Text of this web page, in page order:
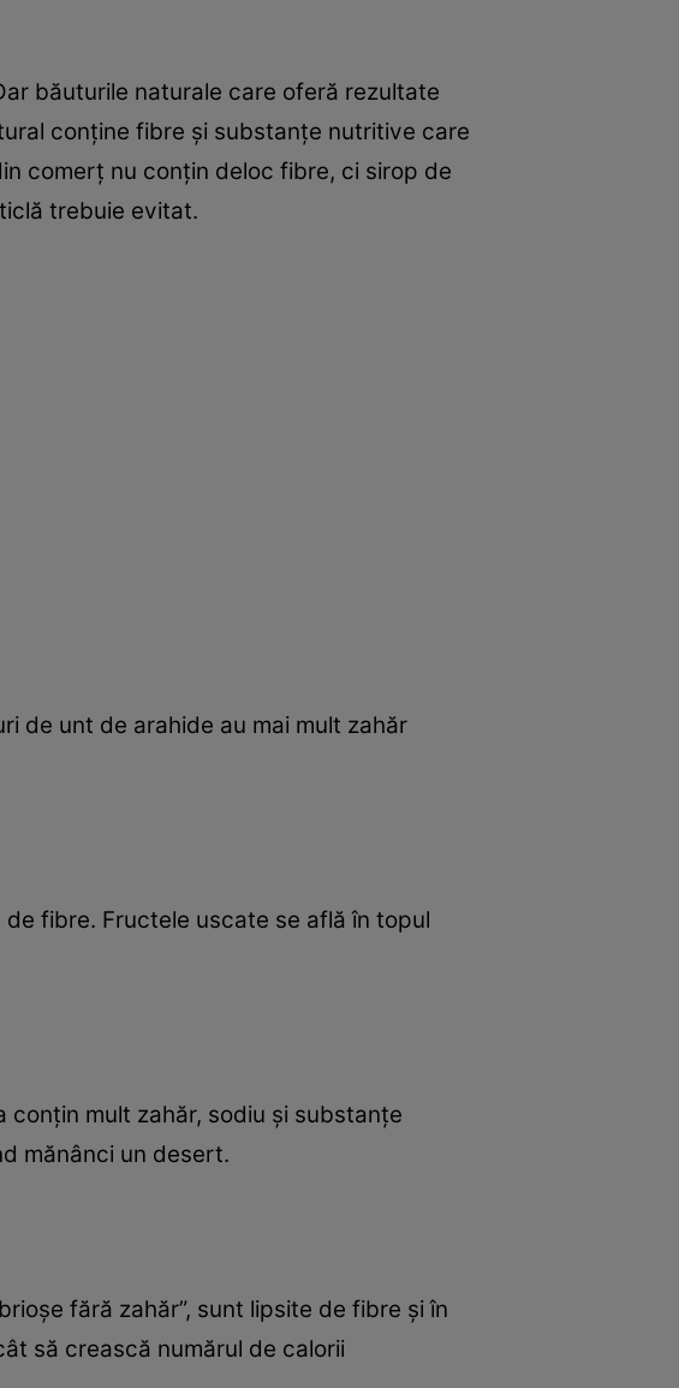
băuturile naturale care oferă rezultate
conţine fibre şi substanţe nutritive care
comerţ nu conţin deloc fibre, ci sirop de
trebuie evitat.
de unt de arahide au mai mult zahăr
fibre. Fructele uscate se află în topul
mult zahăr, sodiu şi substanţe
mănânci un desert.
fără zahăr”, sunt lipsite de fibre şi în
să crească numărul de calorii